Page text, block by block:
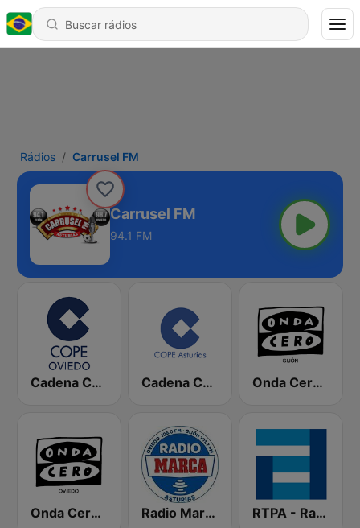
Rádios Carrusel FM
Carrusel FM
94.1 FM
Cadena COPE Oviedo Cadena COPE Asturias Onda Cero Gijón
Onda Cero Oviedo Radio Marca Asturias RTPA - RadioTelevisión del Principado de Asturias